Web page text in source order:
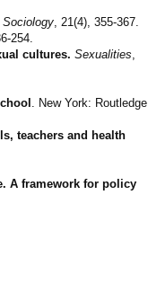
, 21(4), 355-367.
254.
cultures. Sexualities,
. New York: Routledge
teachers and health
A framework for policy